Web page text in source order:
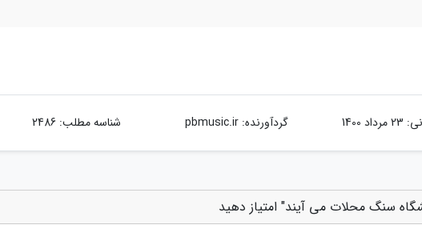
23 مرداد 1400 گردآورنده:pbmusic.ir شناسه مطلب: 2486
سنگ محلات می آیند" امتیاز دهید